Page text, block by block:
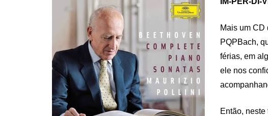
Mais um CD
PQPBach,
férias, em
ele nos
Então,